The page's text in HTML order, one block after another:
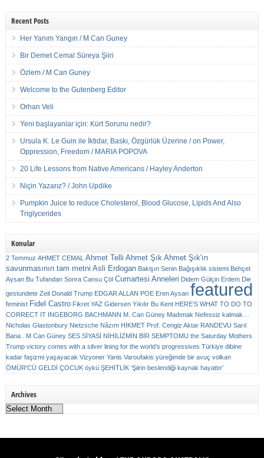
Recent Posts
Her Yanım Yangın / M Can Guney
Bir Demet Cemal Süreya Şiiri
Özlem / M Can Guney
Welcome to the Gutenberg Editor
Orhan Veli
Yeni başlayanlar için: Kürt Sorunu nedir?
Ursula K. Le Guin ile İktidar, Baskı, Özgürlük Üzerine / on Power,
Oppression, Freedom / MARIA POPOVA
20 Life Lessons from Native Americans / Hayley Anderton
Niçin Yazarız? / John Updike
Pumpkin Juice to reduce Cholesterol, Blood Glucose, Lipids And Also
Triglycerides
Konular
2 Temmuz AHMET CEMAL Ahmet Telli Ahmet Şık Ahmet Şık'ın
savunmasının tam metni Asli Erdogan Bakişın Senin Bağışıklık sistemi Behçet
Aysan Bu Tufandan Sonra Cansu Çöl Cumartesi Anneleri Didem Gülçin Erdem Die
gestundete Zeit Donald Trump EDGAR ALLAN POE Eren Aysan featured
feminist Fidel Castro Fikret YAZ Gidersen Yıkılır Bu Kent HERE’S WHAT TO DO TO
CORRECT IT INGEBORG BACHMANN M. Can Güney Madımak Nefessiz kalmak…
Nicholas Glastonbury Nietzsche Nâzım HİKMET Prof. Cengiz Aktar RANDEVU Sarıl
Bana . M Can Güney SES SİYASİ NİHİLİZMİN BİR SEMPTOMU the Saturday Mothers
Trump victory comes with a silver lining for the world’s progressives Türkiye dibine
kadar faşizmi yaşayacak Vizyoner Yanis Varoufakis yüreğimde bir avuç volkan
ÖMÜR'CÜ GELDİ ÇOCUK öykü ŞEHİTLİK ‘Şiirin beslendiği kaynak hayattır’
Archives
Archives